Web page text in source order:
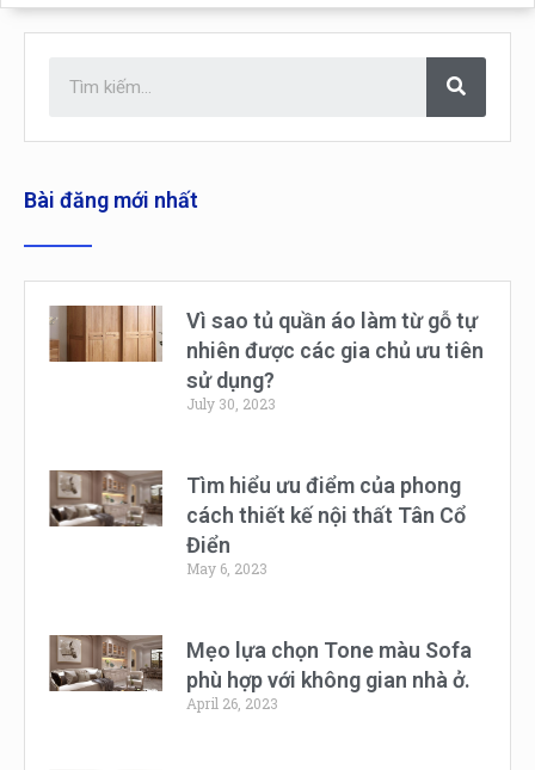
Bài đăng mới nhất
Vì sao tủ quần áo làm từ gỗ tự
nhiên được các gia chủ ưu tiên
sử dụng?
July 30, 2023
Tìm hiểu ưu điểm của phong
cách thiết kế nội thất Tân Cổ
Điển
May 6, 2023
Mẹo lựa chọn Tone màu Sofa
phù hợp với không gian nhà ở.
April 26, 2023